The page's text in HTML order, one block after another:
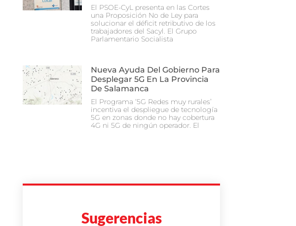
El PSOE-CyL presenta en las Cortes
una Proposición No de Ley para
solucionar el déficit retributivo de los
trabajadores del Sacyl. El Grupo
Parlamentario Socialista
Nueva Ayuda Del Gobierno Para
Desplegar 5G En La Provincia
De Salamanca
El Programa ‘5G Redes muy rurales’
incentiva el despliegue de tecnología
5G en zonas donde no hay cobertura
4G ni 5G de ningún operador. El
Sugerencias